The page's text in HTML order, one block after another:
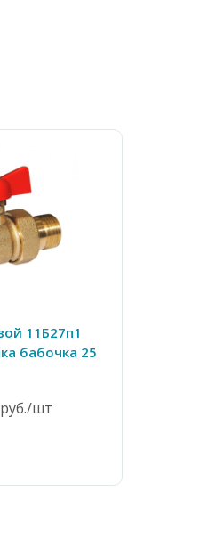
11Б27п1
бабочка 25
руб./шт